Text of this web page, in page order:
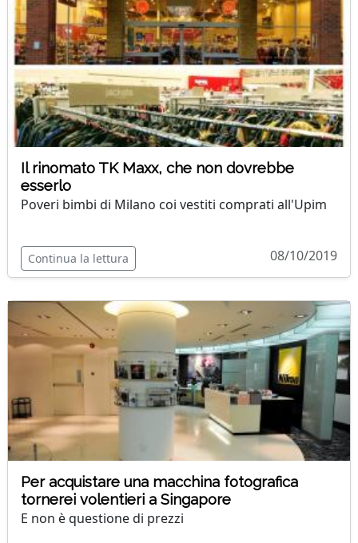
Il rinomato TK Maxx, che non dovrebbe
esserlo
Poveri bimbi di Milano coi vestiti comprati all'Upim
Continua la lettura 08/10/2019
Per acquistare una macchina fotografica
tornerei volentieri a Singapore
E non è questione di prezzi